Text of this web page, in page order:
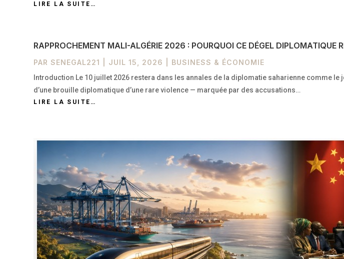
LIRE LA SUITE…
RAPPROCHEMENT MALI-ALGÉRIE 2026 : POURQUOI CE DÉGEL DIPLOMATIQUE
PARSENEGAL221 JUIL 15, 2026 BUSINESS & ÉCONOMIE
Introduction Le 10 juillet 2026 restera dans les annales de la diplomatie saharienne comme
d’une brouille diplomatique d’une rare violence — marquée par des accusations…
LIRE LA SUITE…